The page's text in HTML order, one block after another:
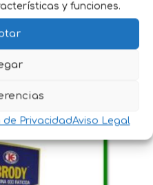
y funciones.
de PrivacidadAviso Legal
1 Kg